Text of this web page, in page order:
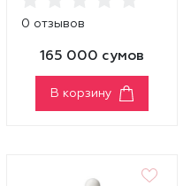
0 отзывов
165 000 сумов
В корзину